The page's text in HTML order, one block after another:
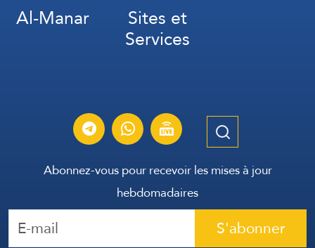
Al-Manar Sites et
Services
Abonnez-vous pour recevoir les mises à jour
hebdomadaires
S'abonner